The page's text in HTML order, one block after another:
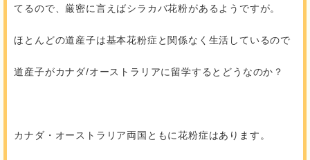
てるので、厳密に言えばシラカバ花粉があるようですが。
ほとんどの道産子は基本花粉症と関係なく生活しているので
道産子がカナダ/オーストラリアに留学するとどうなのか？
カナダ・オーストラリア両国ともに花粉症はあります。